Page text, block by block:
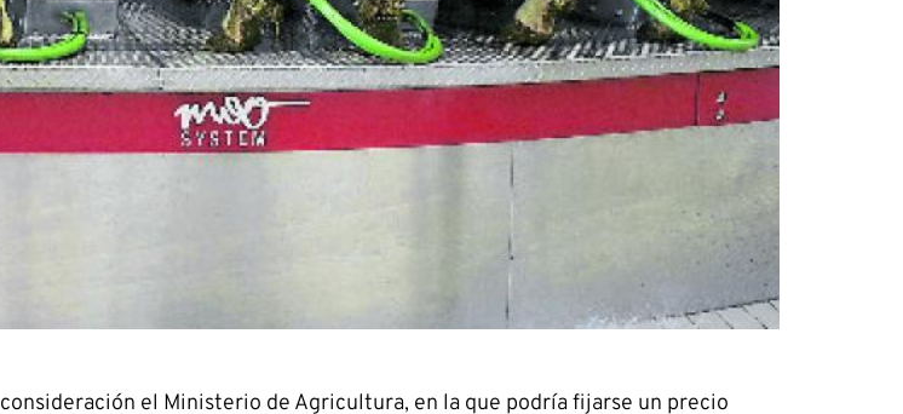
el Ministerio de Agricultura, en la que podría fijarse un precio